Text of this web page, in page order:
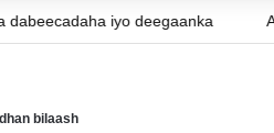
dabeecadaha iyo deegaanka
bilaash